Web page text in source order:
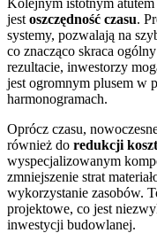
jest oszczędność czasu.
systemy, pozwalają na
co znacząco skraca
rezultacie, inwestorzy
jest ogromnym plusem w
harmonogramach.
Oprócz czasu,
również do redukcji
wyspecjalizowanym
zmniejszenie strat
wykorzystanie zasobów.
projektowe, co jest
inwestycji budowlanej.